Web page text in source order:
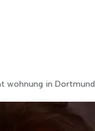
wohnung in Dortmund